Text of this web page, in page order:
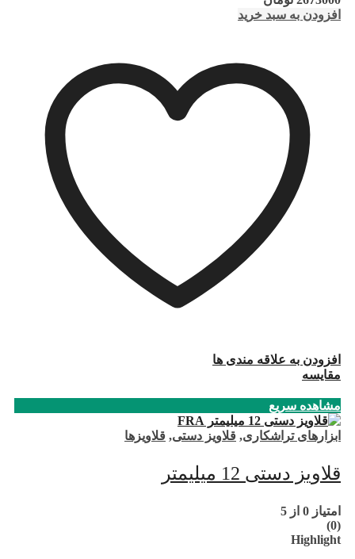
افزودن به سبد خرید
افزودن به علاقه مندی ها
مقایسه
مشاهده سریع
ابزارهای تراشکاری, قلاویز دستی, قلاویزها
قلاویز دستی 12 میلیمتر
امتیاز 0 از 5
(0)
Highlight